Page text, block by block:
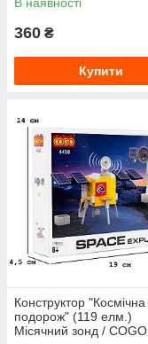
360 ₴
Купити
Конструктор "Космічна
подорож" (119 елм.)
Місячний зонд / COGO